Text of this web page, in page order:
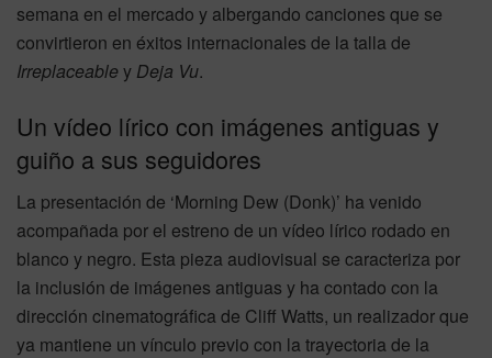
semana en el mercado y albergando canciones que se
convirtieron en éxitos internacionales de la talla de
Irreplaceabley Deja Vu.
Un vídeo lírico con imágenes antiguas y
guiño a sus seguidores
La presentación de ‘Morning Dew (Donk)’ ha venido
acompañada por el estreno de un vídeo lírico rodado en
blanco y negro. Esta pieza audiovisual se caracteriza por
la inclusión de imágenes antiguas y ha contado con la
dirección cinematográfica de Cliff Watts, un realizador que
ya mantiene un vínculo previo con la trayectoria de la